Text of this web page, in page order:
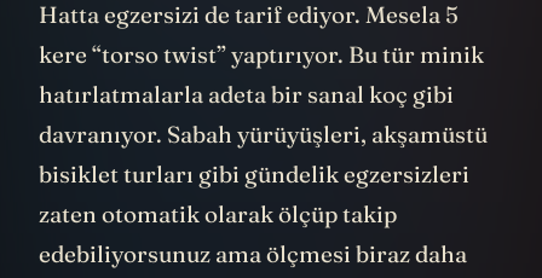
Hatta egzersizi de tarif ediyor. Mesela 5
kere “torso twist” yaptırıyor. Bu tür minik
hatırlatmalarla adeta bir sanal koç gibi
davranıyor. Sabah yürüyüşleri, akşamüstü
bisiklet turları gibi gündelik egzersizleri
zaten otomatik olarak ölçüp takip
edebiliyorsunuz ama ölçmesi biraz daha